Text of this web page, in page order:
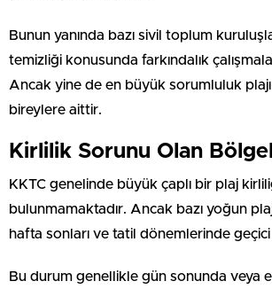
Bunun yanında bazı sivil toplum
temizliği konusunda farkındalık
Ancak yine de en büyük sorumluluk
bireylere aittir.
Kirlilik Sorunu Olan
KKTC genelinde büyük çaplı bir plaj
bulunmamaktadır. Ancak bazı yoğun
hafta sonları ve tatil dönemlerinde
Bu durum genellikle gün sonunda veya